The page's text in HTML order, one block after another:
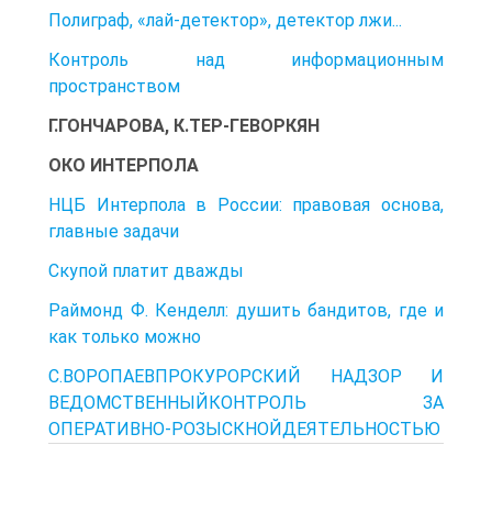
Полиграф, «лай-детектор», детектор лжи...
Контроль над информационным
пространством
Г.ГОНЧАРОВА, К.ТЕР-ГЕВОРКЯН
ОКО ИНТЕРПОЛА
НЦБ Интерпола в России: правовая основа,
главные задачи
Скупой платит дважды
Раймонд Ф. Кенделл: душить бандитов, где и
как только можно
С.ВОРОПАЕВПРОКУРОРСКИЙ НАДЗОР И
ВЕДОМСТВЕННЫЙКОНТРОЛЬ ЗА
ОПЕРАТИВНО-РОЗЫСКНОЙДЕЯТЕЛЬНОСТЬЮ